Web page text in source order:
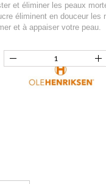
et éliminer les peaux
éliminent en douceur
et à appaiser votre peau.